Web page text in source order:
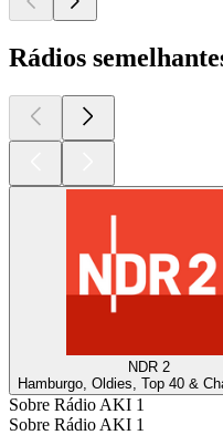
Rádios
NDR 2
Hamburgo, Oldies, Top 40 &
Sobre Rádio AKI 1
Sobre Rádio AKI 1